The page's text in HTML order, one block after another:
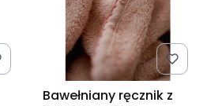
Bawełniany ręcznik z